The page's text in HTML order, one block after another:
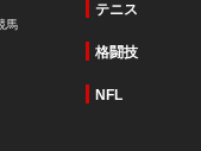
馬
テニス
格闘技
NFL